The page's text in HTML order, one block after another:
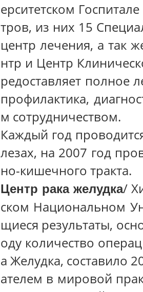
ерситетском
тров, из них 15
центр лечения, а так
нтр и Центр
редоставляет полное
профилактика,
м сотрудничеством.
Каждый год
лезах, на 2007 год
но-кишечного тракта.
Центр рака желудка/
ском Национальном
щиеся результаты,
оду количество
а Желудка, составило
ателем в мировой